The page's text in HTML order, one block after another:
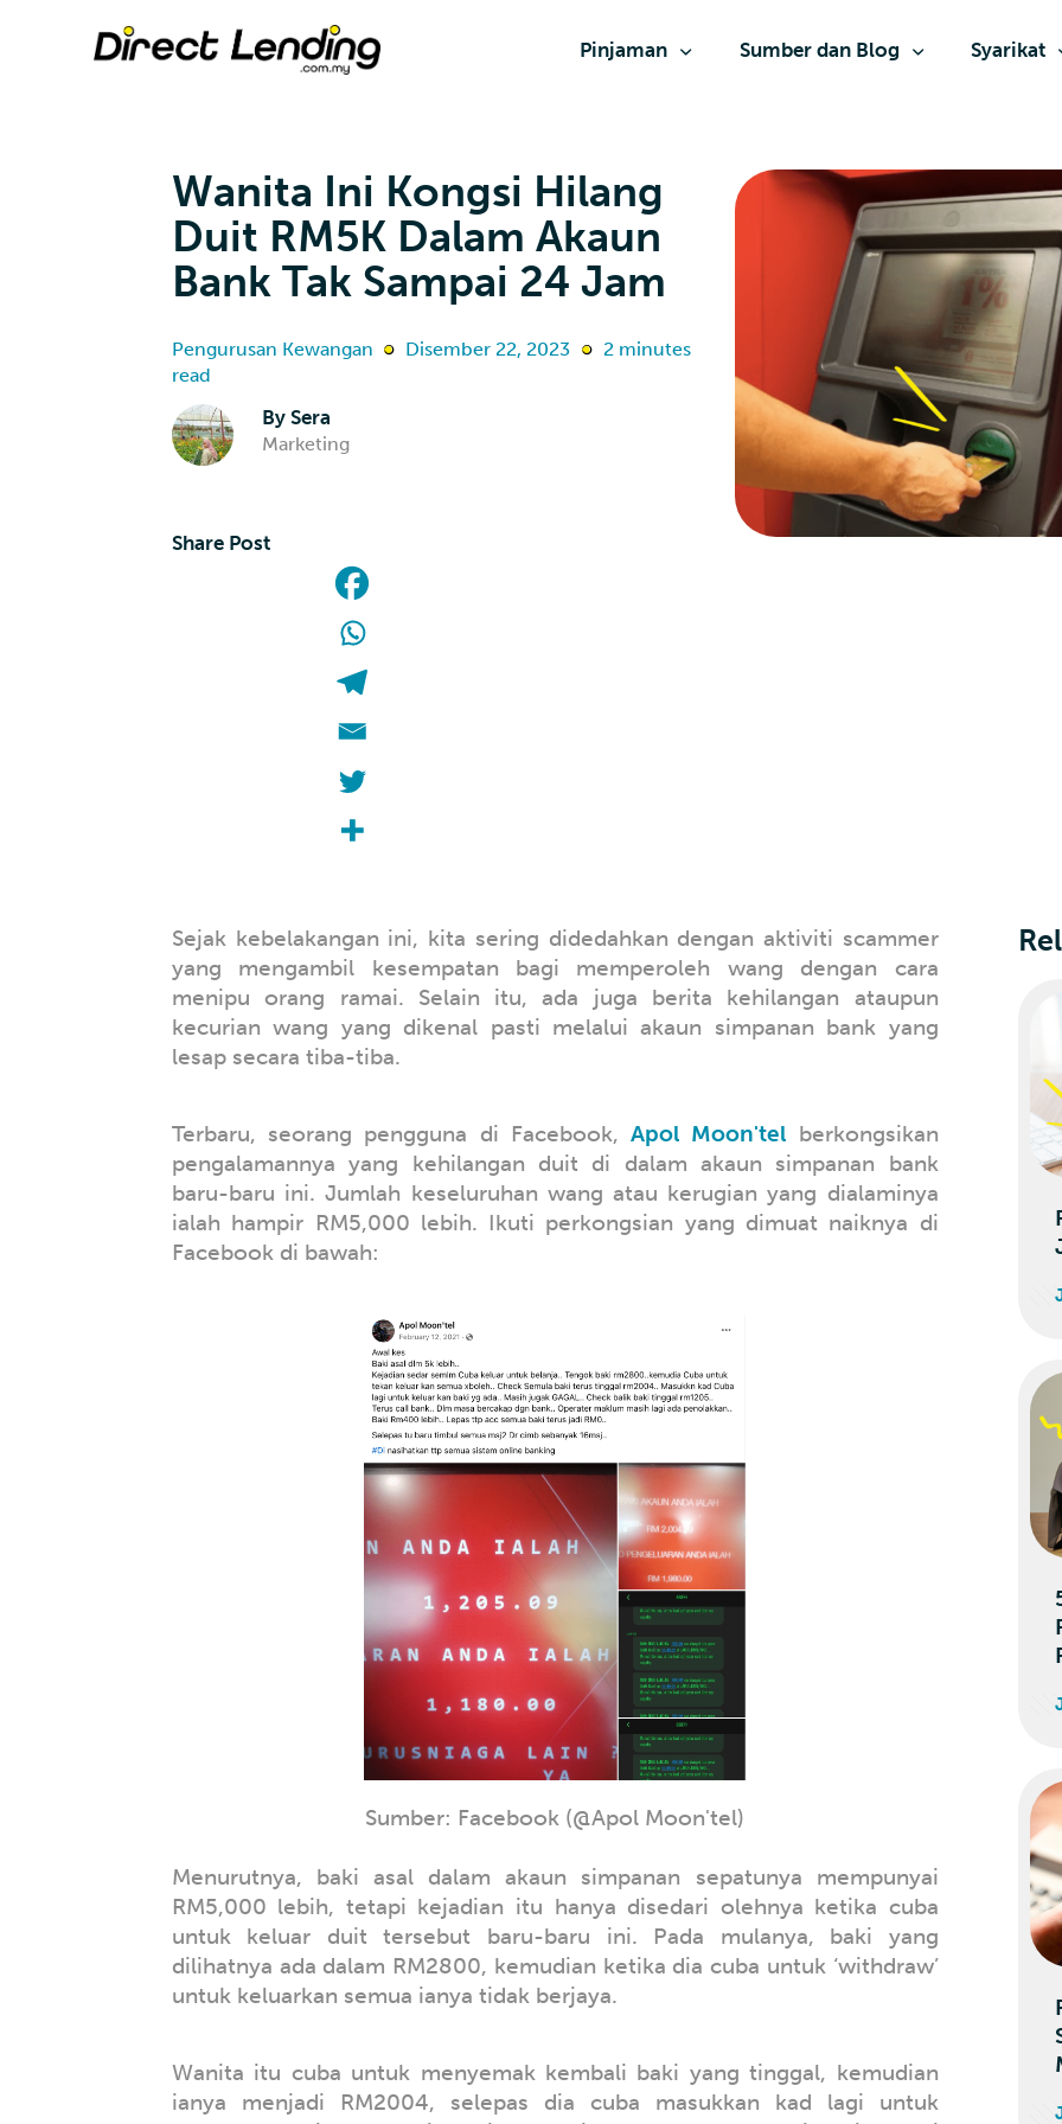
Pinjaman Sumber dan Blog Syarikat
Wanita Ini Kongsi Hilang
Duit RM5K Dalam Akaun
Bank Tak Sampai 24 Jam
Pengurusan Kewangan Disember 22, 2023
2 minutes
read
By Sera
Marketing
Share Post
Sejak kebelakangan ini, kita sering didedahkan dengan aktiviti scammer
yang mengambil kesempatan bagi memperoleh wang dengan cara
menipu orang ramai. Selain itu, ada juga berita kehilangan ataupun
kecurian wang yang dikenal pasti melalui akaun simpanan bank yang
lesap secara tiba-tiba.
Terbaru, seorang pengguna di Facebook,Apol Moon'tel berkongsikan
pengalamannya yang kehilangan duit di dalam akaun simpanan bank
baru-baru ini. Jumlah keseluruhan wang atau kerugian yang dialaminya
ialah hampir RM5,000 lebih. Ikuti perkongsian yang dimuat naiknya di
Facebook di bawah:
Sumber: Facebook (@Apol Moon'tel)
Menurutnya, baki asal dalam akaun simpanan sepatunya mempunyai
RM5,000 lebih, tetapi kejadian itu hanya disedari olehnya ketika cuba
untuk keluar duit tersebut baru-baru ini. Pada mulanya, baki yang
dilihatnya ada dalam RM2800, kemudian ketika dia cuba untuk ‘withdraw’
untuk keluarkan semua ianya tidak berjaya.
Wanita itu cuba untuk menyemak kembali baki yang tinggal, kemudian
ianya menjadi RM2004, selepas dia cuba masukkan kad lagi untuk